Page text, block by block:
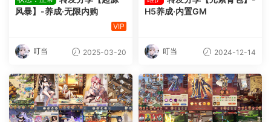
风暴】-养成·无限内购
VIP
叮当 2025-03-20
H5养成·内置GM
叮当 2024-12-14